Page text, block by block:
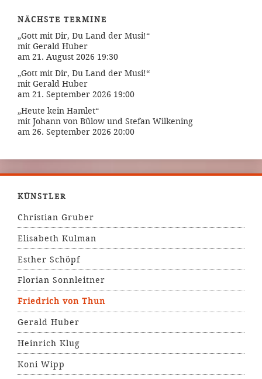
NÄCHSTE TERMINE
„Gott mit Dir, Du Land der Musi!“
mit Gerald Huber
am 21. August 2026 19:30
„Gott mit Dir, Du Land der Musi!“
mit Gerald Huber
am 21. September 2026 19:00
„Heute kein Hamlet“
mit Johann von Bülow und Stefan Wilkening
am 26. September 2026 20:00
KÜNSTLER
Christian Gruber
Elisabeth Kulman
Esther Schöpf
Florian Sonnleitner
Friedrich von Thun
Gerald Huber
Heinrich Klug
Koni Wipp